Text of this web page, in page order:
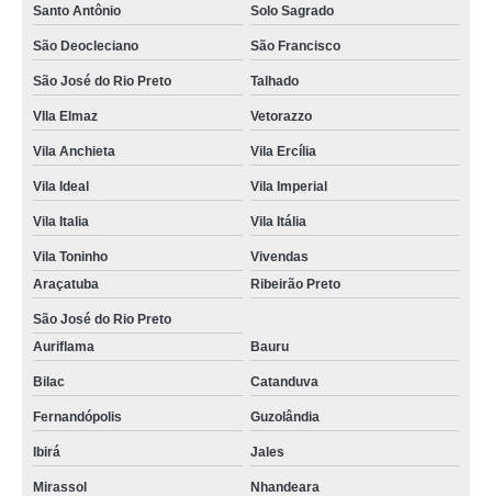
Santo Antônio Solo Sagrado
São Deocleciano São Francisco
São José do Rio Preto Talhado
VIla Elmaz Vetorazzo
Vila Anchieta Vila Ercília
Vila Ideal Vila Imperial
Vila Italia Vila Itália
Vila Toninho
Vivendas
Araçatuba
Ribeirão Preto
São José do Rio Preto
Auriflama
Bauru
Bilac Catanduva
Fernandópolis Guzolândia
Ibirá Jales
Mirassol Nhandeara